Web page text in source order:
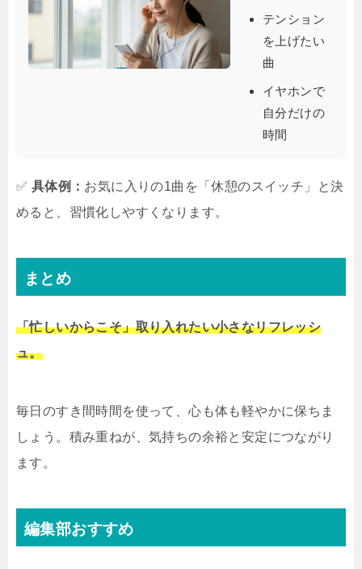
テンション
を上げたい
曲
イヤホンで
自分だけの
時間
✅ 具体例： お気に入りの1曲を「休憩のスイッチ」と決
めると、習慣化しやすくなります。
まとめ
「忙しいからこそ」取り入れたい小さなリフレッシ
ュ。
毎日のすき間時間を使って、心も体も軽やかに保ちま
しょう。積み重ねが、気持ちの余裕と安定につながり
ます。
編集部おすすめ